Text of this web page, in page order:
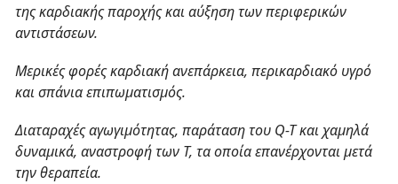
της καρδιακής παροχής και αύξηση των περιφερικών
αντιστάσεων.
Μερικές φορές καρδιακή ανεπάρκεια, περικαρδιακό υγρό
και σπάνια επιπωματισμός.
Διαταραχές αγωγιμότητας, παράταση του Q-Tκαι χαμηλά
δυναμικά, αναστροφή των Τ, τα οποία επανέρχονται μετά
την θεραπεία.